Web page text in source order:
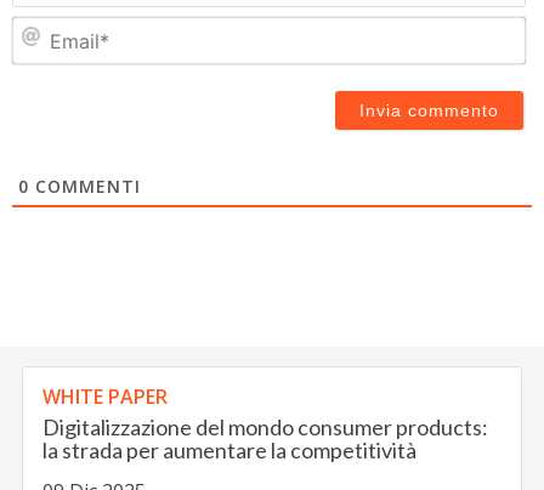
0 COMMENTI
WHITE PAPER
Digitalizzazione del mondo consumer products:
la strada per aumentare la competitività